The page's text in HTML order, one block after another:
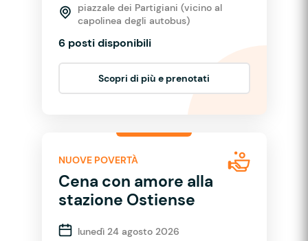
piazzale dei Partigiani (vicino al
capolinea degli autobus)
6 posti disponibili
Scopri di più e prenotati
NUOVE POVERTÀ
Cena con amore alla
stazione Ostiense
lunedì 24 agosto 2026